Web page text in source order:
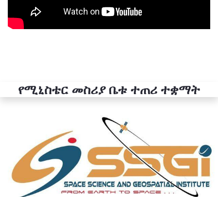
የሚኒስቴር መስሪያ ቤቱ ተጠሪ ተቋማት